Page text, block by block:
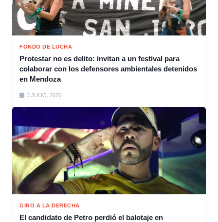
FONDO DE LUCHA
Protestar no es delito: invitan a un festival para
colaborar con los defensores ambientales detenidos
en Mendoza
3 JULIO, 2026
GIRO A LA DERECHA
El candidato de Petro perdió el balotaje en